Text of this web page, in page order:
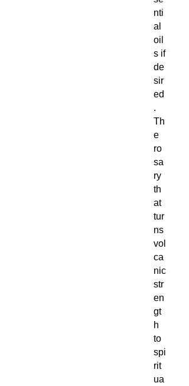
nti
al
oil
s if
de
sir
ed
.
Th
e
ro
sa
ry
th
at
tur
ns
vol
ca
nic
str
en
gt
h
to
spi
rit
ua